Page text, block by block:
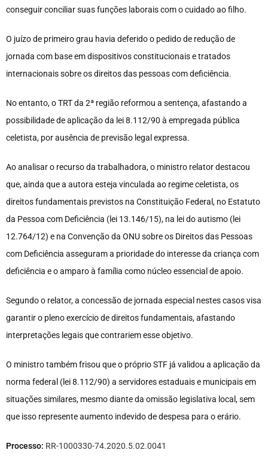
conseguir conciliar suas funções laborais com o cuidado ao filho.
O juízo de primeiro grau havia deferido o pedido de redução de
jornada com base em dispositivos constitucionais e tratados
internacionais sobre os direitos das pessoas com deficiência.
No entanto, o TRT da 2ª região reformou a sentença, afastando a
possibilidade de aplicação da lei 8.112/90 à empregada pública
celetista, por ausência de previsão legal expressa.
Ao analisar o recurso da trabalhadora, o ministro relator destacou
que, ainda que a autora esteja vinculada ao regime celetista, os
direitos fundamentais previstos na Constituição Federal, no Estatuto
da Pessoa com Deficiência (lei 13.146/15), na lei do autismo (lei
12.764/12) e na Convenção da ONU sobre os Direitos das Pessoas
com Deficiência asseguram a prioridade do interesse da criança com
deficiência e o amparo à família como núcleo essencial de apoio.
Segundo o relator, a concessão de jornada especial nestes casos visa
garantir o pleno exercício de direitos fundamentais, afastando
interpretações legais que contrariem esse objetivo.
O ministro também frisou que o próprio STF já validou a aplicação da
norma federal (lei 8.112/90) a servidores estaduais e municipais em
situações similares, mesmo diante da omissão legislativa local, sem
que isso represente aumento indevido de despesa para o erário.
Processo: RR-1000330-74.2020.5.02.0041